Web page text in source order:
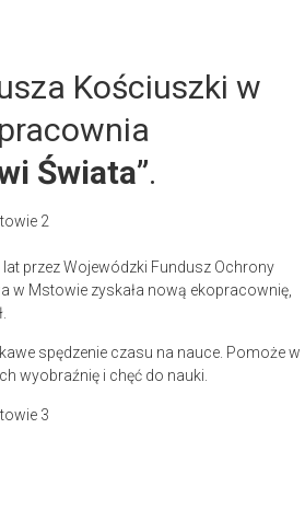
Kościuszki w
Świata”.
przez Wojewódzki Fundusz Ochrony
w Mstowie zyskała nową ekopracownię,
spędzenie czasu na nauce. Pomoże w
wyobraźnię i chęć do nauki.